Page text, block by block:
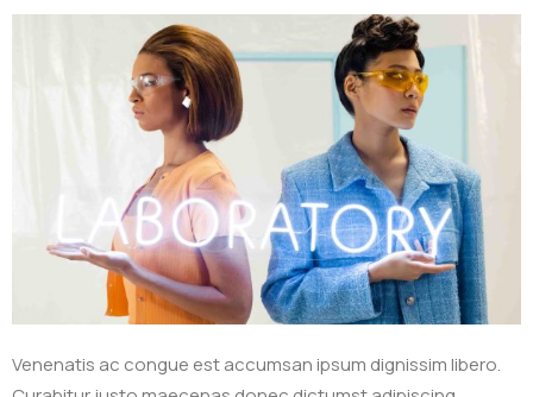
Venenatis ac congue est accumsan ipsum dignissim libero.